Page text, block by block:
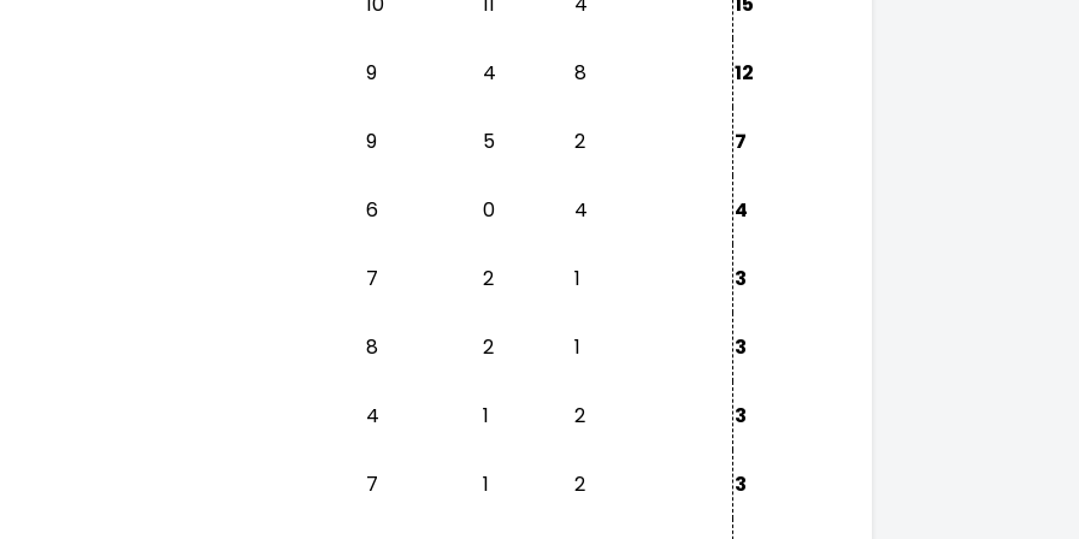
9 4 8 12
9 5 2 7
6 0 4 4
7 2 1 3
8 2 1 3
4 1 2 3
7 1 2 3